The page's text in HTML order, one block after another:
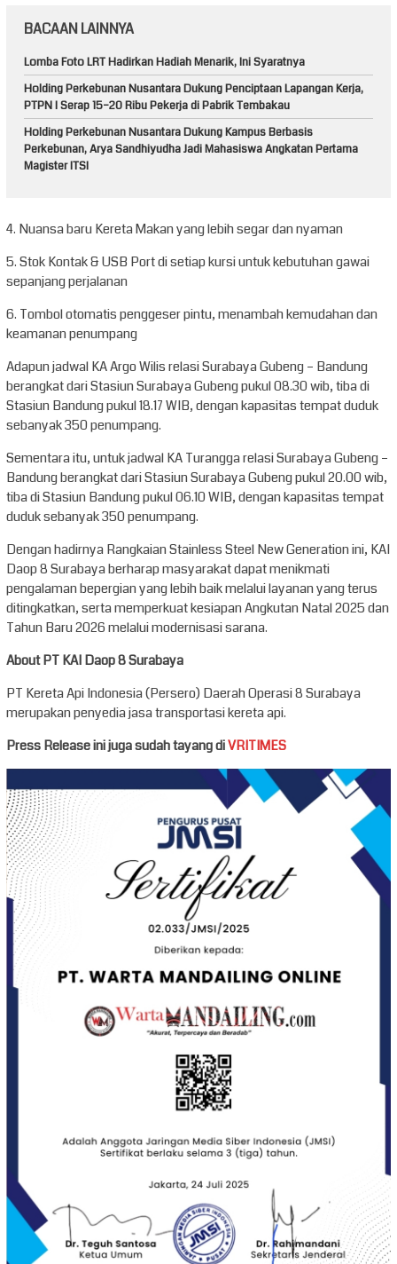
BACAAN LAINNYA
Lomba Foto LRT Hadirkan Hadiah Menarik, Ini Syaratnya
Holding Perkebunan Nusantara Dukung Penciptaan Lapangan Kerja,
PTPN I Serap 15–20 Ribu Pekerja di Pabrik Tembakau
Holding Perkebunan Nusantara Dukung Kampus Berbasis
Perkebunan, Arya Sandhiyudha Jadi Mahasiswa Angkatan Pertama
Magister ITSI
4. Nuansa baru Kereta Makan yang lebih segar dan nyaman
5. Stok Kontak & USB Port di setiap kursi untuk kebutuhan gawai
sepanjang perjalanan
6. Tombol otomatis penggeser pintu, menambah kemudahan dan
keamanan penumpang
Adapun jadwal KA Argo Wilis relasi Surabaya Gubeng – Bandung
berangkat dari Stasiun Surabaya Gubeng pukul 08.30 wib, tiba di
Stasiun Bandung pukul 18.17 WIB, dengan kapasitas tempat duduk
sebanyak 350 penumpang.
Sementara itu, untuk jadwal KA Turangga relasi Surabaya Gubeng –
Bandung berangkat dari Stasiun Surabaya Gubeng pukul 20.00 wib,
tiba di Stasiun Bandung pukul 06.10 WIB, dengan kapasitas tempat
duduk sebanyak 350 penumpang.
Dengan hadirnya Rangkaian Stainless Steel New Generation ini, KAI
Daop 8 Surabaya berharap masyarakat dapat menikmati
pengalaman bepergian yang lebih baik melalui layanan yang terus
ditingkatkan, serta memperkuat kesiapan Angkutan Natal 2025 dan
Tahun Baru 2026 melalui modernisasi sarana.
About PT KAI Daop 8 Surabaya
PT Kereta Api Indonesia (Persero) Daerah Operasi 8 Surabaya
merupakan penyedia jasa transportasi kereta api.
Press Release ini juga sudah tayang diVRITIMES